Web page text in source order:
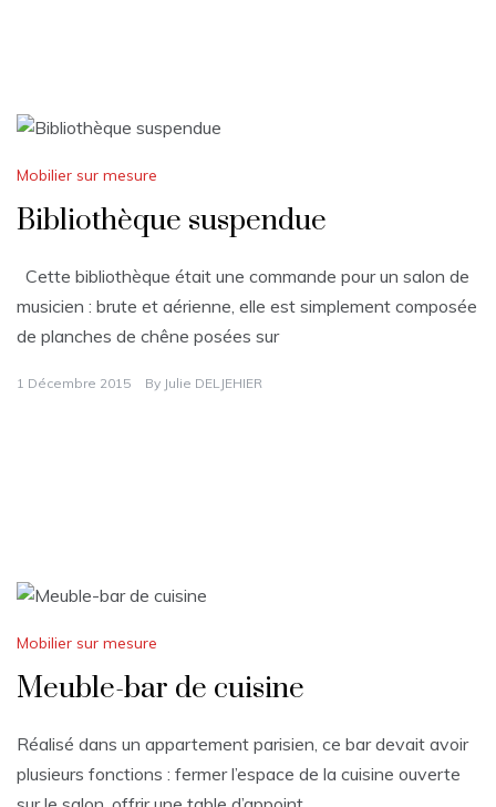
Mobilier sur mesure
Bibliothèque suspendue
Cette bibliothèque était une commande pour un salon de
musicien : brute et aérienne, elle est simplement composée
de planches de chêne posées sur
1 Décembre 2015 By Julie DELJEHIER
Mobilier sur mesure
Meuble-bar de cuisine
Réalisé dans un appartement parisien, ce bar devait avoir
plusieurs fonctions : fermer l’espace de la cuisine ouverte